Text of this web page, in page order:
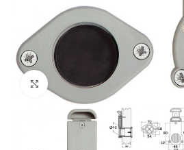
Povećajte sliku